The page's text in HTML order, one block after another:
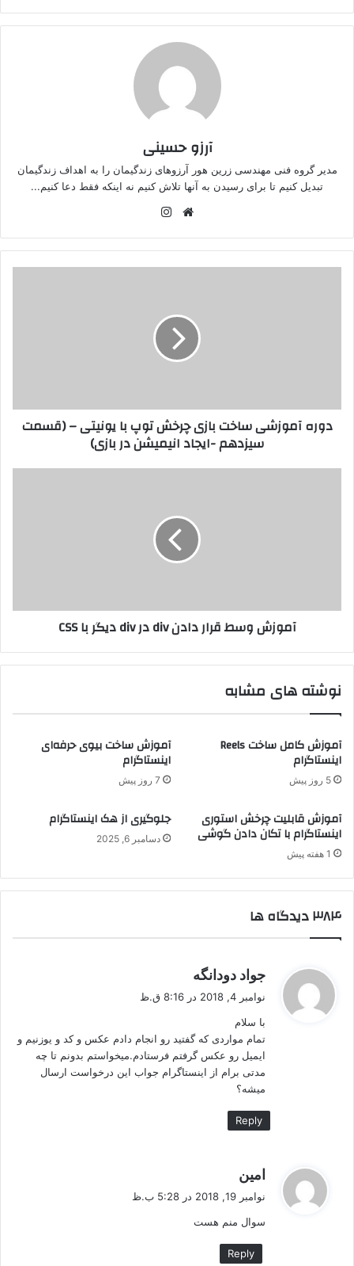
آرزو حسینی
مدیر گروه فنی مهندسی زرین هور آرزوهای زندگیمان را به اهداف زندگیمان
تبدیل کنیم تا برای رسیدن به آنها تلاش کنیم نه اینکه فقط دعا کنیم...
وبسایت
دوره آموزشی ساخت بازی چرخش توپ با یونیتی – (قسمت
سیزدهم -ایجاد انیمیشن در بازی)
آموزش وسط قرار دادن div در div دیگر با CSS
نوشته های مشابه
آموزش کامل ساخت Reels
اینستاگرام
5 روز پیش
آموزش ساخت بیوی حرفه‌ای
اینستاگرام
7 روز پیش
آموزش قابلیت چرخش استوری
اینستاگرام با تکان دادن گوشی
1 هفته پیش
جلوگیری از هک اینستاگرام
دسامبر 6, 2025
‫۳۸۴ دیدگاه ها
جواد دودانگه
نوامبر 4, 2018 در 8:16 ق.ظ
با سلام
تمام مواردی که گفتید رو انجام دادم عکس و کد و یوزنیم و
ایمیل رو عکس گرفتم فرستادم.میخواستم بدونم تا چه
مدتی برام از اینستاگرام جواب این درخواست ارسال
میشه؟
Reply
امین
ف
:
نوامبر 19, 2018 در 5:28 ب.ظ
سوال منم هست
Reply